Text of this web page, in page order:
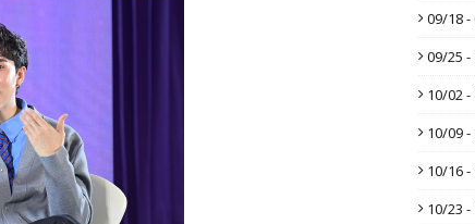
09/18 -
09/25 -
10/02
10/09
10/16 -
10/23